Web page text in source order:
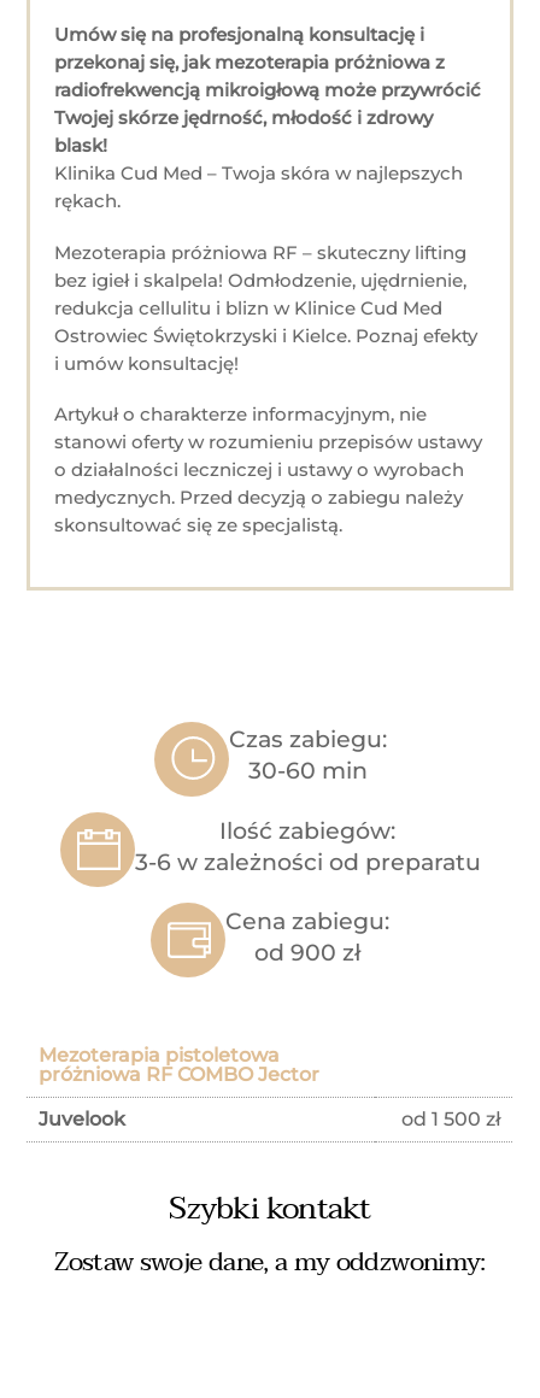
Umów się na profesjonalną konsultację i
przekonaj się, jak mezoterapia próżniowa z
radiofrekwencją mikroigłową może przywrócić
Twojej skórze jędrność, młodość i zdrowy
blask!
Klinika Cud Med – Twoja skóra w najlepszych
rękach.
Mezoterapia próżniowa RF – skuteczny lifting
bez igieł i skalpela! Odmłodzenie, ujędrnienie,
redukcja cellulitu i blizn w Klinice Cud Med
Ostrowiec Świętokrzyski i Kielce. Poznaj efekty
i umów konsultację!
Artykuł o charakterze informacyjnym, nie
stanowi oferty w rozumieniu przepisów ustawy
o działalności leczniczej i ustawy o wyrobach
medycznych. Przed decyzją o zabiegu należy
skonsultować się ze specjalistą.
Czas zabiegu:
30-60 min
Ilość zabiegów:
3-6 w zależności od preparatu
Cena zabiegu:
od 900 zł
Mezoterapia pistoletowa
próżniowa RF COMBO Jector
Juvelook
od 1 500 zł
Szybki kontakt
Zostaw swoje dane, a my oddzwonimy: